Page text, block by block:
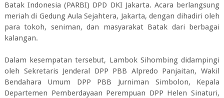
Batak Indonesia (PARBI) DPD DKI Jakarta. Acara berlangsung
meriah di Gedung Aula Sejahtera, Jakarta, dengan dihadiri oleh
para tokoh, seniman, dan masyarakat Batak dari berbagai
kalangan.
Dalam kesempatan tersebut, Lambok Sihombing didampingi
oleh Sekretaris Jenderal DPP PBB Alpredo Panjaitan, Wakil
Bendahara Umum DPP PBB Jurniman Simbolon, Kepala
Departemen Pemberdayaan Perempuan DPP Helen Sinaturi,